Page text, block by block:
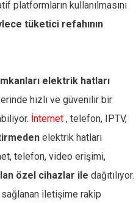
platformların kullanılmasını
tüketici refahının
elektrik hatları
hızlı ve güvenilir bir
İnternet , telefon, IPTV,
elektrik hatları
telefon, video erişimi,
özel cihazlar ile dağıtılıyor.
iletişime rakip